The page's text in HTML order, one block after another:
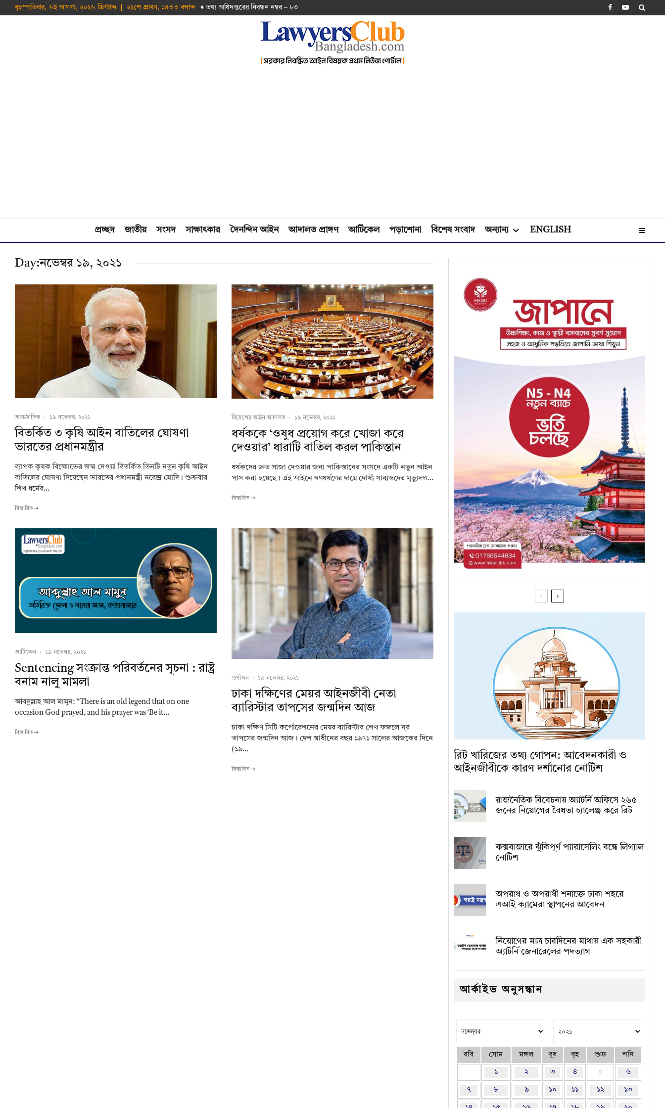
বৃহস্পতিবার, ৬ই আগস্ট, ২০২৬ খ্রিস্টাব্দ ❙ ২২শে শ্রাবণ, ১৪৩৩ বঙ্গাব্দ ♦ তথ‌্য অ‌ধিদপ্ত‌রের নিবন্ধন নম্বর – ৮৩
প্রচ্ছদ জাতীয় সংসদ সাক্ষাৎকার দৈনন্দিন আইন আদালত প্রাঙ্গণ আর্টিকেল পড়াশোনা বিশেষ সংবাদ অন্যান্য ENGLISH
Day:নভেম্বর ১৯, ২০২১
আন্তর্জাতিক · ১৯ নভেম্বর, ২০২১
বিতর্কিত ৩ কৃষি আইন বাতিলের ঘোষণা
ভারতের প্রধানমন্ত্রীর
ব্যাপক কৃষক বিক্ষোভের জন্ম দেওয়া বিতর্কিত তিনটি নতুন কৃষি আইন
বাতিলের ঘোষণা দিয়েছেন ভারতের প্রধানমন্ত্রী নরেন্দ্র মোদি। শুক্রবার
শিখ ধর্মের...
বিস্তারিত ➔
বিদেশের আইন আদালত · ১৯ নভেম্বর, ২০২১
ধর্ষককে ‘ওষুধ প্রয়োগ করে খোজা করে
দেওয়ার’ ধারাটি বাতিল করল পাকিস্তান
ধর্ষকদের দ্রুত সাজা দেওয়ার জন্য পাকিস্তানের সংসদে একটি নতুন আইন
পাস করা হয়েছে। এই আইনে গণধর্ষণের দায়ে দোষী সাব্যস্তদের মৃত্যুদণ্ড...
বিস্তারিত ➔
আর্টিকেল · ১৯ নভেম্বর, ২০২১
Sentencing সংক্রান্ত পরিবর্তনের সূচনা : রাষ্ট্র
বনাম নালু মামলা
আবদুল্লাহ আল মামুন: “There is an old legend that on one
occasion God prayed, and his prayer was ‘Be it...
বিস্তারিত ➔
গুণীজন · ১৯ নভেম্বর, ২০২১
ঢাকা দক্ষিণের মেয়র আইনজীবী নেতা
ব্যারিস্টার তাপসের জন্মদিন আজ
ঢাকা দক্ষিণ সিটি কর্পোরেশনের মেয়র ব্যারিস্টার শেখ ফজলে নূর
তাপসের জন্মদিন আজ। দেশ স্বাধীনের বছর ১৯৭১ সালের আজকের দিনে
(১৯...
বিস্তারিত ➔
রিট খারিজের তথ্য গোপন: আবেদনকারী ও
আইনজীবীকে কারণ দর্শানোর নোটিশ
রাজনৈতিক বিবেচনায় অ‍্যাটর্নি অফিসে ২৬৫
জনের নিয়োগের বৈধতা চ্যালেঞ্জ করে রিট
কক্সবাজারে ঝুঁকিপূর্ণ প্যারাসেলিং বন্ধে লিগ্যাল
নোটিশ
অপরাধ ও অপরাধী শনাক্তে ঢাকা শহরে
এআই ক্যামেরা স্থাপনের আবেদন
নিয়োগের মাত্র চারদিনের মাথায় এক সহকারী
অ্যাটর্নি জেনারেলের পদত্যাগ
আর্কাইভ অনুসন্ধান
রবি সোম মঙ্গল বুধ বৃহ শুক্র শনি
১ ২ ৩ ৪ ৫ ৬
৭ ৮ ৯ ১০ ১১ ১২ ১৩